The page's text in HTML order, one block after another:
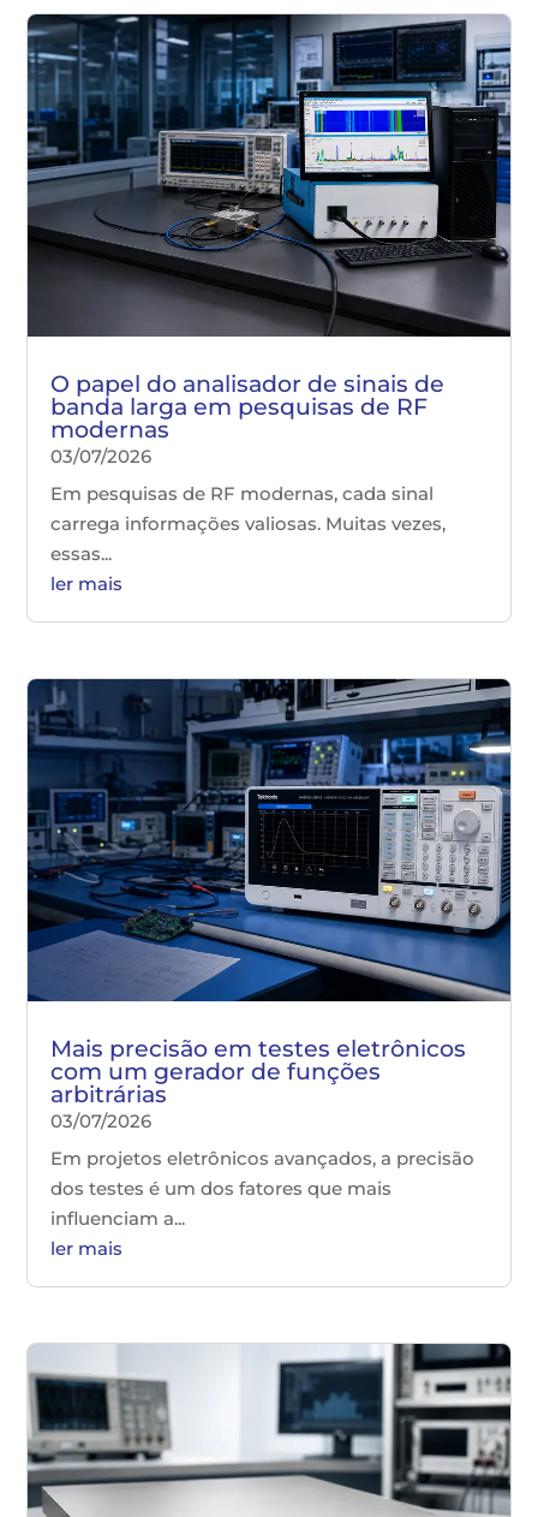
O papel do analisador de sinais de
banda larga em pesquisas de RF
modernas
03/07/2026
Em pesquisas de RF modernas, cada sinal
carrega informações valiosas. Muitas vezes,
essas...
ler mais
Mais precisão em testes eletrônicos
com um gerador de funções
arbitrárias
03/07/2026
Em projetos eletrônicos avançados, a precisão
dos testes é um dos fatores que mais
influenciam a...
ler mais